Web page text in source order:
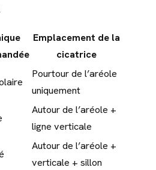
Emplacement de la
cicatrice
Pourtour de l’aréole
uniquement
Autour de l’aréole +
ligne verticale
Autour de l’aréole +
verticale + sillon